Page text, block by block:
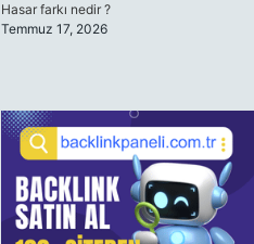
Hasar farkı nedir ?
Temmuz 17, 2026